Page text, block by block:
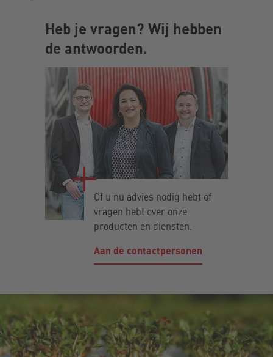
Heb je vragen? Wij hebben
de antwoorden.
Of u nu advies nodig hebt of
vragen hebt over onze
producten en diensten.
Aan de contactpersonen